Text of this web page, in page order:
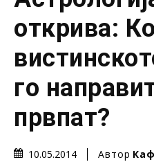
открива:
го
првпат?
10.05.2014 Автор